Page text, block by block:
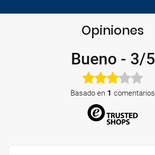
Opiniones
Bueno - 3/5
Basado en 1 comentarios